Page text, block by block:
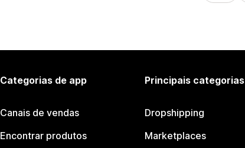
Categorias de app
Canais de vendas
Encontrar produtos
Principais categorias
Dropshipping
Marketplaces